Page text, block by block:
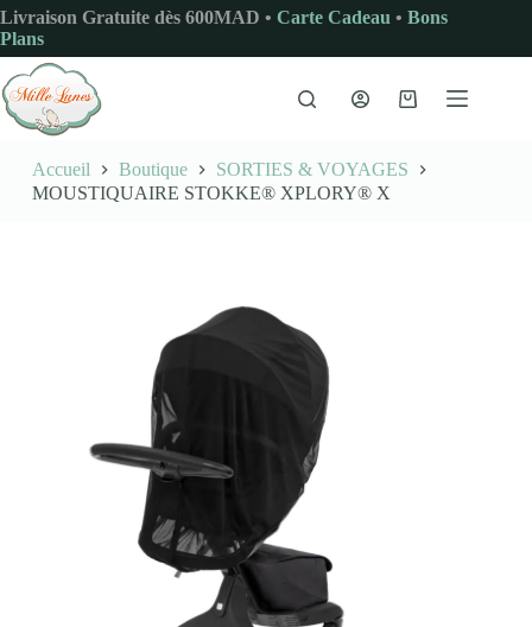
Passer
au
contenu
Livraison Gratuite dès 600MAD • Carte Cadeau • Bons
Plans
Panier
Accueil Boutique
SORTIES & VOYAGES
MOUSTIQUAIRE STOKKE® XPLORY® X